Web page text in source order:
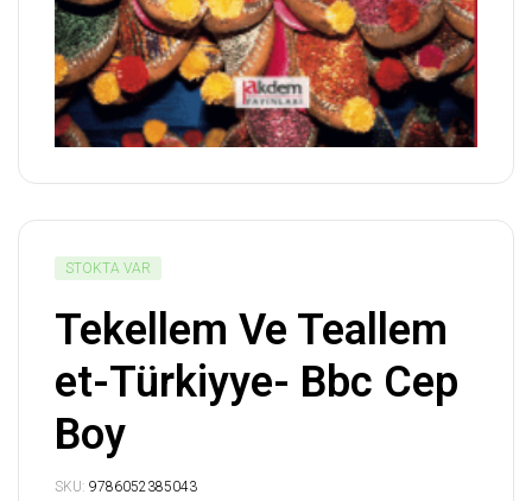
STOKTA VAR
Tekellem Ve Teallem
et-Türkiyye- Bbc Cep
Boy
SKU: 9786052385043